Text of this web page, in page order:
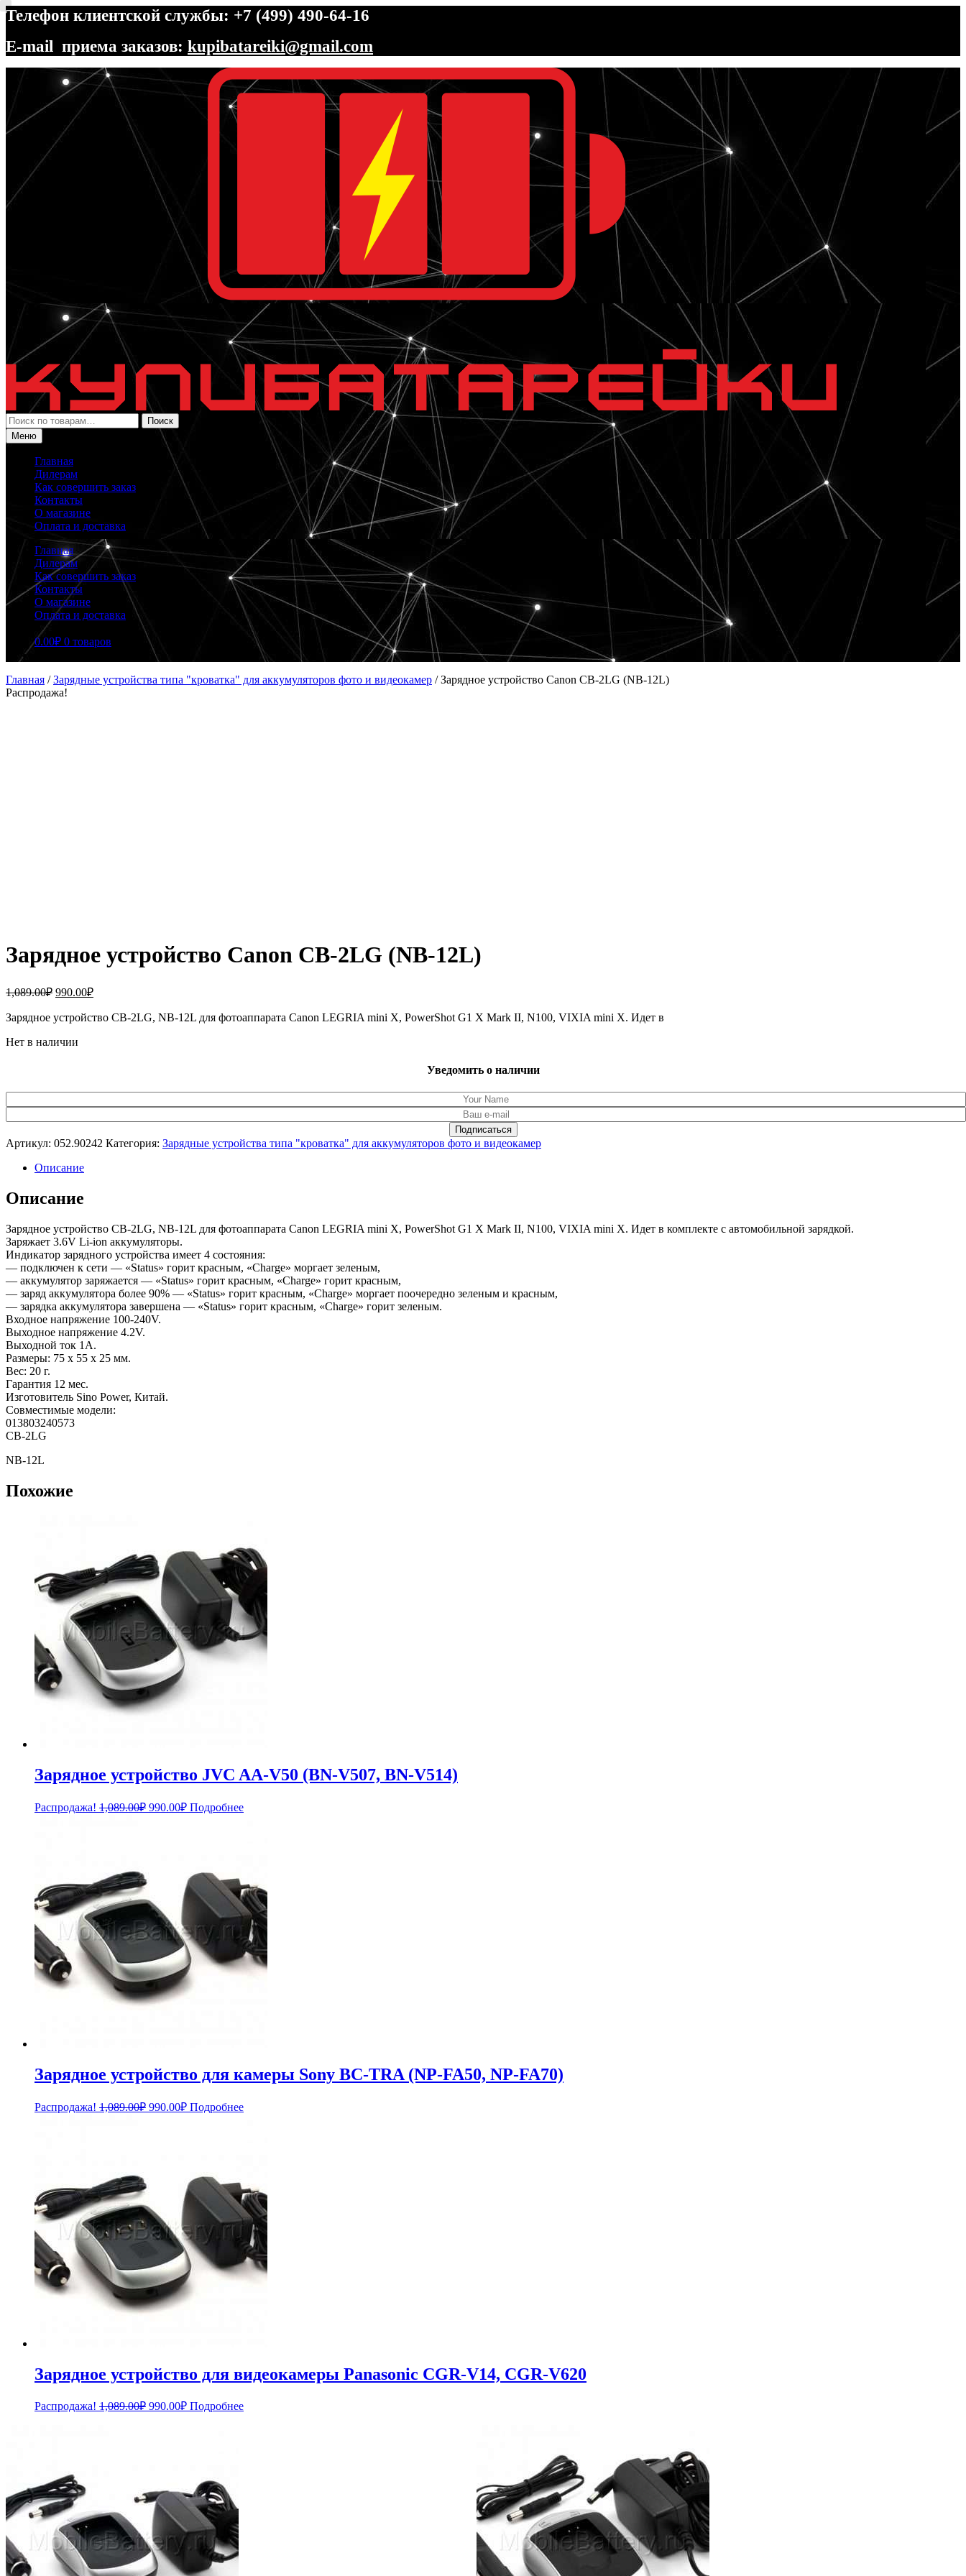
Телефон клиентской службы: +7 (499) 490-64-16
E-mail приема заказов: kupibatareiki@gmail.com
Перейти
навигации
Перейти
содержимому
Искать:
Поиск
Меню
Главная
Дилерам
Как совершить заказ
Контакты
О магазине
Оплата и доставка
Главная
Дилерам
Как совершить заказ
Контакты
О магазине
Оплата и доставка
0.00₽ 0 товаров
Главная /Зарядные устройства типа "кроватка" для аккумуляторов фото и видеокамер /Зарядное устройство Canon CB-2LG (NB-12L)
Распродажа!
Зарядное устройство Canon CB-2LG (NB-12L)
1,089.00₽ Первоначальная
составляла
990.00₽Текущая
990.00₽.
Зарядное устройство CB-2LG, NB-12L для фотоаппарата Canon LEGRIA mini X, PowerShot G1 X Mark II, N100, VIXIA mini X. Идет в
Нет в наличии
Уведомить о наличии
Артикул: 052.90242 Категория: Зарядные устройства типа "кроватка" для аккумуляторов фото и видеокамер
Описание
Описание
Зарядное устройство CB-2LG, NB-12L для фотоаппарата Canon LEGRIA mini X, PowerShot G1 X Mark II, N100, VIXIA mini X. Идет в комплекте с автомобильной зарядкой.
Заряжает 3.6V Li-ion аккумуляторы.
Индикатор зарядного устройства имеет 4 состояния:
— подключен к сети — «Status» горит красным, «Charge» моргает зеленым,
— аккумулятор заряжается — «Status» горит красным, «Charge» горит красным,
— заряд аккумулятора более 90% — «Status» горит красным, «Charge» моргает поочередно зеленым и красным,
— зарядка аккумулятора завершена — «Status» горит красным, «Charge» горит зеленым.
Входное напряжение 100-240V.
Выходное напряжение 4.2V.
Выходной ток 1А.
Размеры: 75 x 55 x 25 мм.
Вес: 20 г.
Гарантия 12 мес.
Изготовитель Sino Power, Китай.
Совместимые модели:
013803240573
CB-2LG
NB-12L
Похожие
Зарядное устройство JVC AA-V50 (BN-V507, BN-V514)
Распродажа! 1,089.00₽ Первоначальная
990.00₽Текущая
цена:
Подробнее
Зарядное устройство для камеры Sony BC-TRA (NP-FA50, NP-FA70)
Распродажа! 1,089.00₽ Первоначальная
990.00₽Текущая
цена:
Подробнее
Зарядное устройство для видеокамеры Panasonic CGR-V14, CGR-V620
Распродажа! 1,089.00₽ Первоначальная
990.00₽Текущая
Подробнее